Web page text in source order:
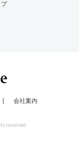
プ
会社案内
reserved.